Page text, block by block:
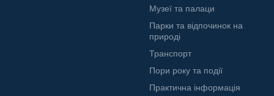
Музеї та палаци
Парки та відпочинок на
природі
Транспорт
Пори року та події
Практична інформація